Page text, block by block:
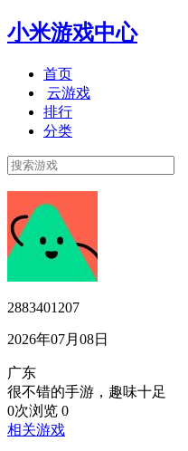
小米游戏中心
首页
云游戏
排行
分类
2883401207
2026年07月08日
广东
很不错的手游，趣味十足
0次浏览 0
相关游戏